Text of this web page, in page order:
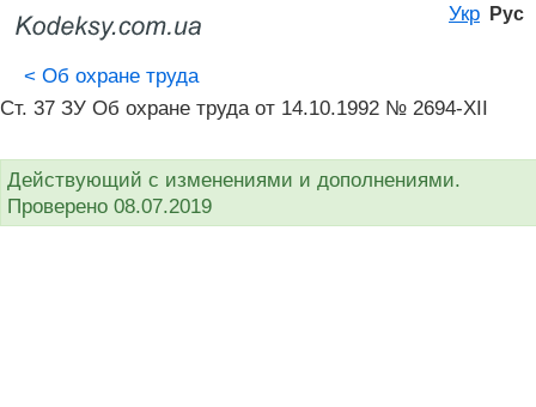
Укр Рус
< Об охране труда
Ст. 37 ЗУ Об охране труда от 14.10.1992 № 2694-XII
Действующий с изменениями и дополнениями.
Проверено 08.07.2019